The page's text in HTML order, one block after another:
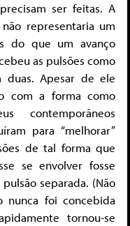
ser feitas. A
representaria um
do que um avanço
as pulsões como
duas. Apesar de ele
com a forma como
contemporâneos
para “melhorar”
de tal forma que
se envolver fosse
separada. (Não
nunca foi concebida
tornou-se